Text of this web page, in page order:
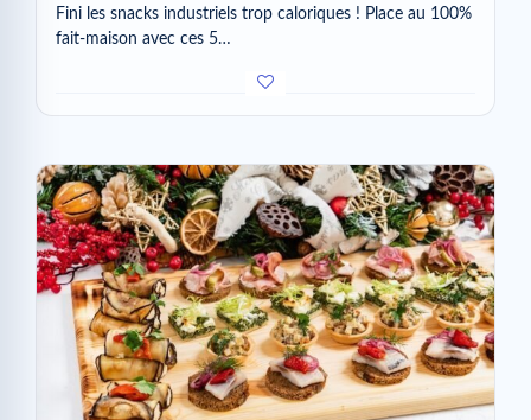
Fini les snacks industriels trop caloriques ! Place au 100%
fait-maison avec ces 5…